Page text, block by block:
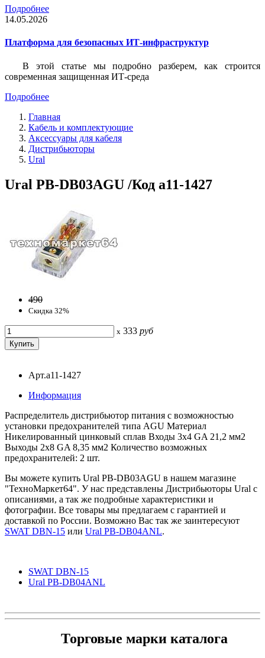
Подробнее
14.05.2026
Платформа для безопасных ИТ-инфраструктур
В этой статье мы подробно разберем, как строится
современная защищенная ИТ-среда
Подробнее
Главная
Кабель и комплектующие
Аксессуары для кабеля
Дистрибьюторы
Ural
Ural PB-DB03AGU /Код a11-1427
490
Скидка 32%
x 333 руб
Арт.a11-1427
Информация
Распределитель дистрибьютор питания с возможностью
установки предохранителей типа AGU Материал
Никелированный цинковый сплав Входы 3x4 GA 21,2 мм2
Выходы 2x8 GA 8,35 мм2 Количество возможных
предохранителей: 2 шт.
Вы можете купить Ural PB-DB03AGU в нашем магазине
"ТехноМаркет64". У нас представлены Дистрибьюторы Ural с
описаниями, а так же подробные характеристики и
фотографии. Все товары мы предлагаем с гарантией и
доставкой по России. Возможно Вас так же заинтересуют
SWAT DBN-15 или Ural PB-DB04ANL.
SWAT DBN-15
Ural PB-DB04ANL
Торговые марки каталога